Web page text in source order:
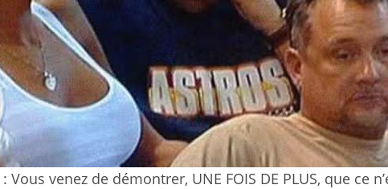
: Vous venez de démontrer, UNE FOIS DE PLUS, que ce